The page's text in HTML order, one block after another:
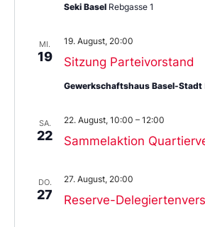
Seki Basel Rebgasse 1
MI.
19 Sitzung Parteivorstand
19. August, 20:00
Gewerkschaftshaus Basel-Stadt
SA.
22 Sammelaktion
22. August, 10:00 – 12:00
DO.
27 Reserve-
27. August, 20:00